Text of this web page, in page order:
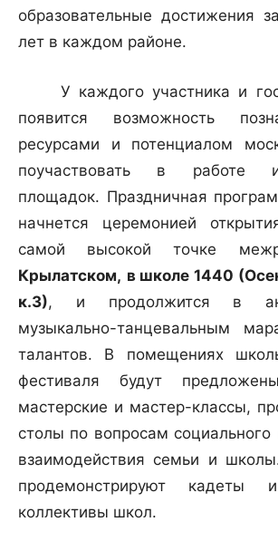
образовательные достижения
лет в каждом районе.
У каждого участника и
появится возможность
ресурсами и потенциалом
поучаствовать в работе
площадок. Праздничная
начнется церемонией
самой высокой точке
Крылатском, в школе 1440
к.3), и продолжится в
музыкально-танцевальным
талантов. В помещениях
фестиваля будут
мастерские и мастер-классы,
столы по вопросам социального
взаимодействия семьи и
продемонстрируют кадеты
коллективы школ.